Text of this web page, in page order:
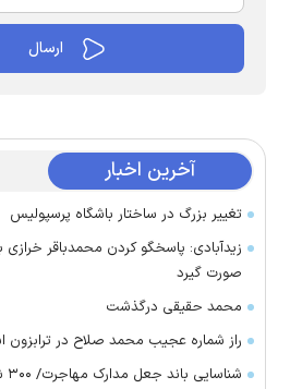
آخرین اخبار
تغییر بزرگ در ساختار باشگاه پرسپولیس
زیدآبادی: پاسخگو کردن محمدباقر خرازی
صورت گیرد
محمد حقیقی درگذشت
راز شماره عجیب محمد صلاح در ترابزون